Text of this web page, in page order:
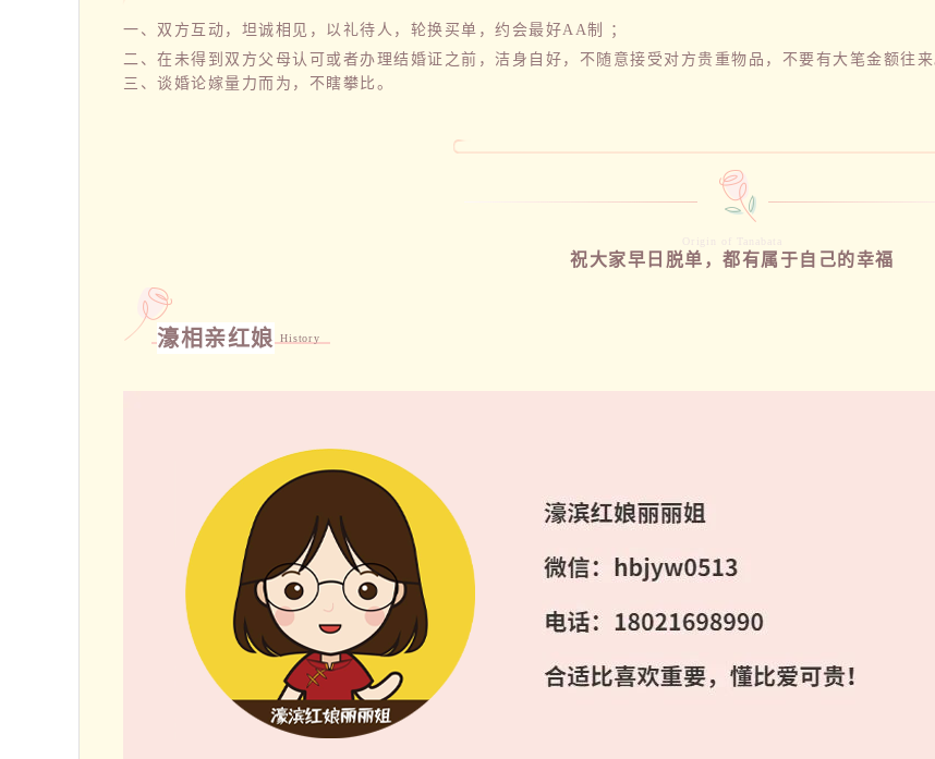
一、双方互动，坦诚相见，以礼待人，轮换买单，约会最好AA制 ；
二、在未得到双方父母认可或者办理结婚证之前，洁身自好，不随意接受对方贵重物品，不要有大笔金额往
三、谈婚论嫁量力而为，不瞎攀比。
祝大家早日脱单，都有属于自己的幸福
濠相亲红娘 History